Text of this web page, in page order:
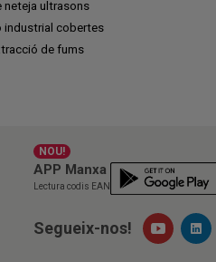
neteja ultrasons
industrial cobertes
de fums
NOU!
APP Manxa
Lectura codis EAN
Segueix-nos!